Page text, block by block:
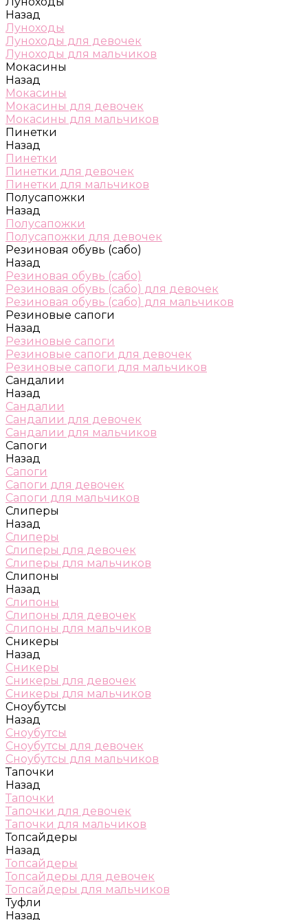
Назад
Луноходы
Луноходы для девочек
Луноходы для мальчиков
Мокасины
Назад
Мокасины
Мокасины для девочек
Мокасины для мальчиков
Пинетки
Назад
Пинетки
Пинетки для девочек
Пинетки для мальчиков
Полусапожки
Назад
Полусапожки
Полусапожки для девочек
Резиновая обувь (сабо)
Назад
Резиновая обувь (сабо)
Резиновая обувь (сабо) для девочек
Резиновая обувь (сабо) для мальчиков
Резиновые сапоги
Назад
Резиновые сапоги
Резиновые сапоги для девочек
Резиновые сапоги для мальчиков
Сандалии
Назад
Сандалии
Сандалии для девочек
Сандалии для мальчиков
Сапоги
Назад
Сапоги
Сапоги для девочек
Сапоги для мальчиков
Слиперы
Назад
Слиперы
Слиперы для девочек
Слиперы для мальчиков
Слипоны
Назад
Слипоны
Слипоны для девочек
Слипоны для мальчиков
Сникеры
Назад
Сникеры
Сникеры для девочек
Сникеры для мальчиков
Сноубутсы
Назад
Сноубутсы
Сноубутсы для девочек
Сноубутсы для мальчиков
Тапочки
Назад
Тапочки
Тапочки для девочек
Тапочки для мальчиков
Топсайдеры
Назад
Топсайдеры
Топсайдеры для девочек
Топсайдеры для мальчиков
Туфли
Назад